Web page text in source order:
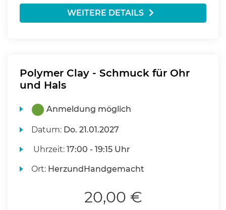
WEITERE DETAILS
Polymer Clay - Schmuck für Ohr
und Hals
Anmeldung möglich
Datum: Do. 21.01.2027
Uhrzeit:17:00 - 19:15 Uhr
Ort: HerzundHandgemacht
20,00 €